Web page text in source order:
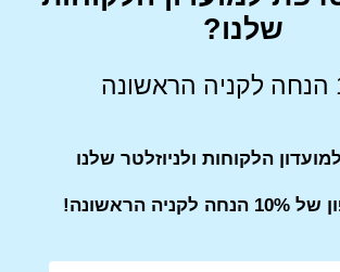
שלנו?
הלקוחות ולניוזלטר שלנו
הראשונה!